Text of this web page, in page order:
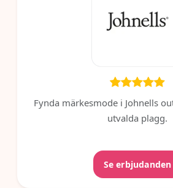
Fynda märkesmode i Johnells
utvalda plagg.
Se erbjudanden